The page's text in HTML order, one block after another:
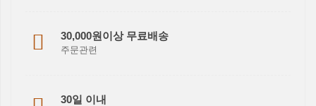
30,000원이상 무료배송
주문관련
30일 이내